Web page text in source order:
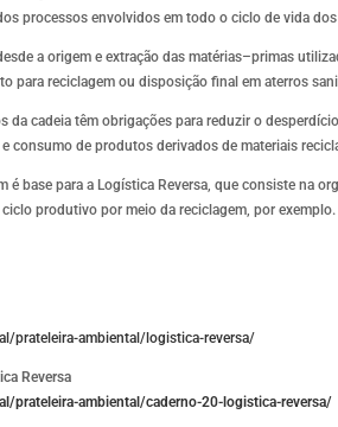
processos envolvidos em todo o ciclo de vida
a origem e extração das matérias–primas
para reciclagem ou disposição final em aterros
da cadeia têm obrigações para reduzir o
consumo de produtos derivados de materiais
base para a Logística Reversa, que consiste na
produtivo por meio da reciclagem, por exemplo.
prateleira-ambiental/logistica-reversa/
Reversa
prateleira-ambiental/caderno-20-logistica-reversa/